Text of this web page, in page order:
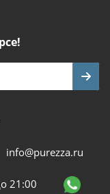
info@purezza.ru
21:00